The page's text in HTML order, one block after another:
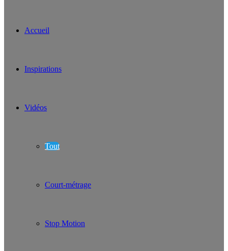
Accueil
Inspirations
Vidéos
Tout
Court-métrage
Stop Motion